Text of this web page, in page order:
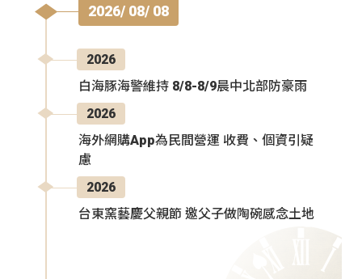
2026/ 08/ 08
2026
白海豚海警維持 8/8-8/9晨中北部防豪雨
2026
海外網購App為民間營運 收費、個資引疑
慮
2026
台東窯藝慶父親節 邀父子做陶碗感念土地